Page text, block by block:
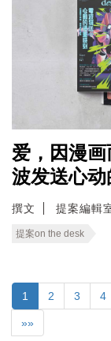
爱，因漫
波发送心动
撰文 提案編輯
提案on the desk
1 2 3 4
»»